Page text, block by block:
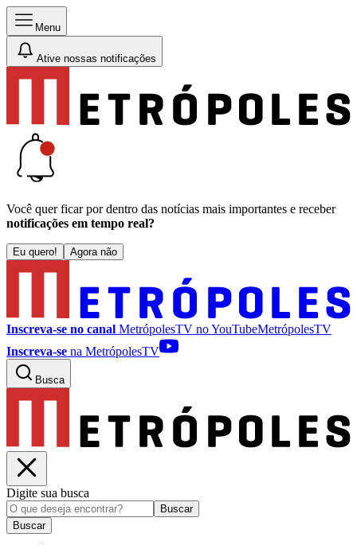
Menu
Ative nossas notificações
Você quer ficar por dentro das notícias mais importantes e receber
notificações em tempo real?
Eu quero! Agora não
Inscreva-se no canal MetrópolesTV noYouTubeMetrópolesTV
Inscreva-se na MetrópolesTV
Busca
Digite sua busca
Buscar
Buscar